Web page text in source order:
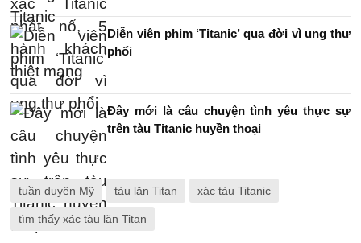
Diễn viên phim ‘Titanic’ qua đời vì ung thư
phổi
Đây mới là câu chuyện tình yêu thực sự
trên tàu Titanic huyền thoại
tuần duyên Mỹ tàu lặn Titan xác tàu Titanic
tìm thấy xác tàu lặn Titan